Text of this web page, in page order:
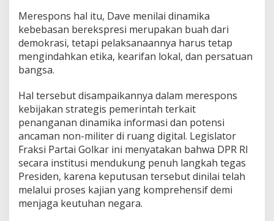
r
J
a
d
i
r
o
t
a
n
Merespons hal itu, Dave menilai dinamika
kebebasan berekspresi merupakan buah dari
demokrasi, tetapi pelaksanaannya harus tetap
mengindahkan etika, kearifan lokal, dan persatuan
bangsa.
Hal tersebut disampaikannya dalam merespons
kebijakan strategis pemerintah terkait
penanganan dinamika informasi dan potensi
ancaman non-militer di ruang digital. Legislator
Fraksi Partai Golkar ini menyatakan bahwa DPR RI
secara institusi mendukung penuh langkah tegas
Presiden, karena keputusan tersebut dinilai telah
melalui proses kajian yang komprehensif demi
menjaga keutuhan negara.